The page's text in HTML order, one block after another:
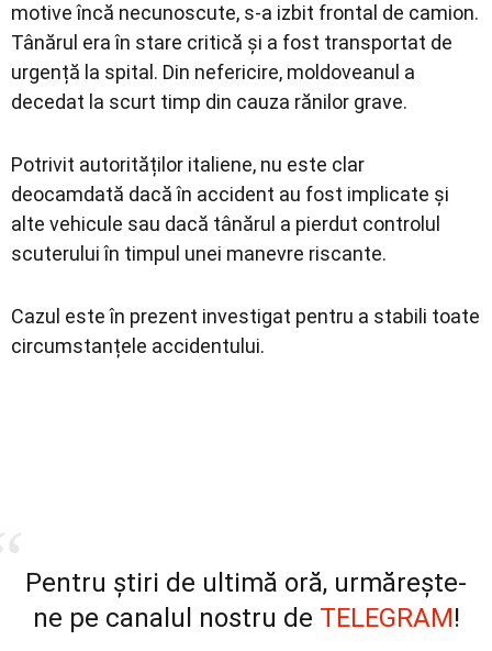
motive încă necunoscute, s-a izbit frontal de camion.
Tânărul era în stare critică și a fost transportat de
urgență la spital. Din nefericire, moldoveanul a
decedat la scurt timp din cauza rănilor grave.
Potrivit autorităților italiene, nu este clar
deocamdată dacă în accident au fost implicate și
alte vehicule sau dacă tânărul a pierdut controlul
scuterului în timpul unei manevre riscante.
Cazul este în prezent investigat pentru a stabili toate
circumstanțele accidentului.
Pentru știri de ultimă oră, urmărește-
ne pe canalul nostru de TELEGRAM!